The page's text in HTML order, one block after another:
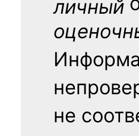
личный
не